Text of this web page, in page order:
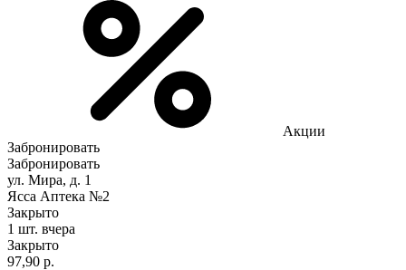
Акции
Забронировать
Забронировать
ул. Мира, д. 1
Ясса Аптека №2
Закрыто
1 шт. вчера
Закрыто
97,90 р.